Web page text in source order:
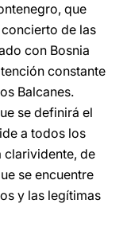
que
de las
con Bosnia
constante
Balcanes.
se definirá el
a todos los
clarividente, de
se encuentre
y las legítimas